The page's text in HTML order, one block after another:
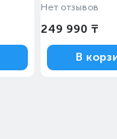
Нет отзывов
249 990 ₸
В